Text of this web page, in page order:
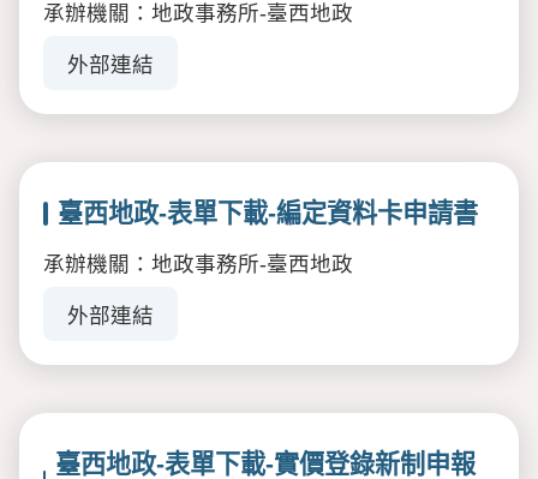
承辦機關：地政事務所-臺西地政
外部連結
臺西地政-表單下載-編定資料卡申請書
承辦機關：地政事務所-臺西地政
外部連結
臺西地政-表單下載-實價登錄新制申報